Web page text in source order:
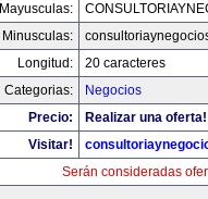
Mayusculas:
Minusculas:
Longitud:
20 caracteres
Categorias:
Negocios
Precio:
Realizar una oferta!
Visitar!
Serán consideradas